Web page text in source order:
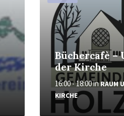
Büchercafè –
der Kirche
16:00 - 18:00inRAUM
KIRCHE